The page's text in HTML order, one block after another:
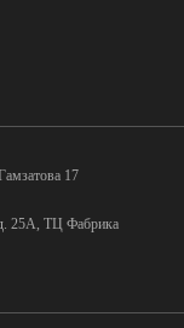
17
25А, ТЦ Фабрика